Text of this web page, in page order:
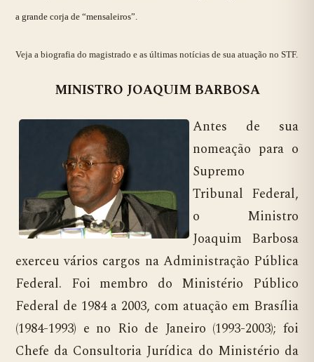
a grande corja de “mensaleiros”.
Veja a biografia do magistrado e as últimas notícias de sua atuação no STF.
MINISTRO JOAQUIM BARBOSA
Antes de sua
nomeação para o
Supremo
Tribunal Federal,
o Ministro
Joaquim Barbosa
exerceu vários cargos na Administração Pública
Federal. Foi membro do Ministério Público
Federal de 1984 a 2003, com atuação em Brasília
(1984-1993) e no Rio de Janeiro (1993-2003); foi
Chefe da Consultoria Jurídica do Ministério da